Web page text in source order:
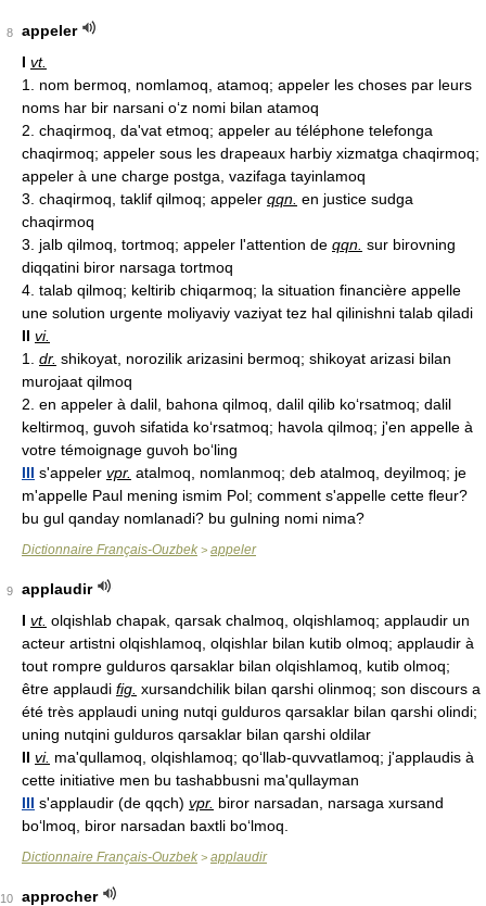
8
appeler
I vt.
1. nom bermoq, nomlamoq, atamoq; appeler les choses par leurs
noms har bir narsani o‘z nomi bilan atamoq
2. chaqirmoq, da'vat etmoq; appeler au téléphone telefonga
chaqirmoq; appeler sous les drapeaux harbiy xizmatga chaqirmoq;
appeler à une charge postga, vazifaga tayinlamoq
3. chaqirmoq, taklif qilmoq; appeler qqn. en justice sudga
chaqirmoq
3. jalb qilmoq, tortmoq; appeler l'attention de qqn. sur birovning
diqqatini biror narsaga tortmoq
4. talab qilmoq; keltirib chiqarmoq; la situation financière appelle
une solution urgente moliyaviy vaziyat tez hal qilinishni talab qiladi
II vi.
1. dr. shikoyat, norozilik arizasini bermoq; shikoyat arizasi bilan
murojaat qilmoq
2. en appeler à dalil, bahona qilmoq, dalil qilib ko‘rsatmoq; dalil
keltirmoq, guvoh sifatida ko‘rsatmoq; havola qilmoq; j'en appelle à
votre témoignage guvoh bo‘ling
III s'appeler vpr. atalmoq, nomlanmoq; deb atalmoq, deyilmoq; je
m'appelle Paul mening ismim Pol; comment s'appelle cette fleur?
bu gul qanday nomlanadi? bu gulning nomi nima?
Dictionnaire Français-Ouzbek > appeler
9
applaudir
I vt. olqishlab chapak, qarsak chalmoq, olqishlamoq; applaudir un
acteur artistni olqishlamoq, olqishlar bilan kutib olmoq; applaudir à
tout rompre gulduros qarsaklar bilan olqishlamoq, kutib olmoq;
être applaudi fig. xursandchilik bilan qarshi olinmoq; son discours a
été très applaudi uning nutqi gulduros qarsaklar bilan qarshi olindi;
uning nutqini gulduros qarsaklar bilan qarshi oldilar
II vi. ma'qullamoq, olqishlamoq; qo‘llab-quvvatlamoq; j'applaudis à
cette initiative men bu tashabbusni ma'qullayman
III s'applaudir (de qqch) vpr. biror narsadan, narsaga xursand
bo‘lmoq, biror narsadan baxtli bo‘lmoq.
Dictionnaire Français-Ouzbek > applaudir
10
approcher